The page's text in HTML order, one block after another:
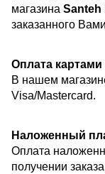
магазина Santeh
заказанного
Оплата картами
В нашем
Visa/Mastercard.
Наложенный
Оплата
получении заказа